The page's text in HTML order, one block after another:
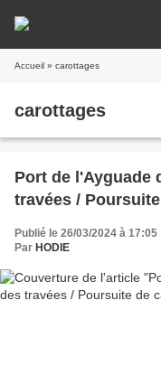
Accueil » carottages
carottages
Port de l'Ayguade
Publié le 26/03/2024 à 17:05
Par HODIE